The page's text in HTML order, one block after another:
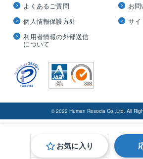
お気に入り
よくあるご質問
個人情報保護方針
利用者情報の外部送信
について
お
サイ
© 2022 Human Resocia Co.,Ltd. All